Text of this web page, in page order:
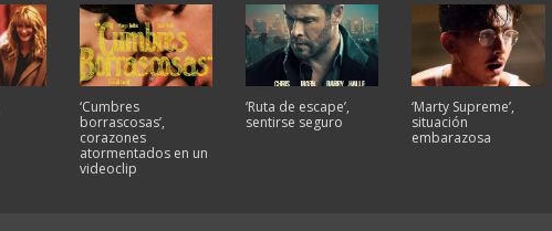
‘Cumbres
borrascosas’,
corazones
atormentados en un
videoclip
‘Ruta de escape’,
sentirse seguro
‘Marty Supreme’,
situación
embarazosa